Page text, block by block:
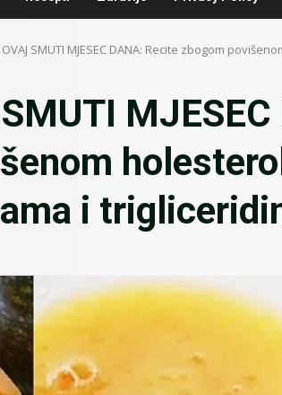
OVAJ SMUTI MJESEC DANA: Recite zbogom
i